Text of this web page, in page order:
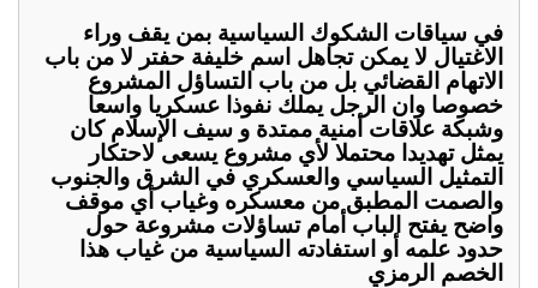
في سياقات الشكوك السياسية بمن يقف وراء
الاغتيال لا يمكن تجاهل اسم خليفة حفتر لا من باب
الاتهام القضائي بل من باب التساؤل المشروع
خصوصا وان الرجل يملك نفوذا عسكريا واسعا
وشبكة علاقات أمنية ممتدة و سيف الإسلام كان
يمثل تهديدا محتملا لأي مشروع يسعى لاحتكار
التمثيل السياسي والعسكري في الشرق والجنوب
والصمت المطبق من معسكره وغياب أي موقف
واضح يفتح الباب أمام تساؤلات مشروعة حول
حدود علمه أو استفادته السياسية من غياب هذا
الخصم الرمزي